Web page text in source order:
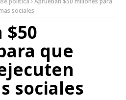
sociales
que
sociales